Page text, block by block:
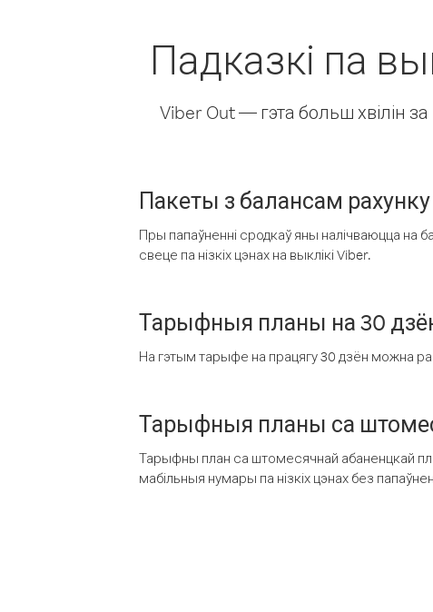
Падказкі па
Viber Out — гэта больш хвілін
Пакеты з балансам рахунку
Пры папаўненні сродкаў яны налічваюцца на
свеце па нізкіх цэнах на выклікі Viber.
Тарыфныя планы на 30
На гэтым тарыфе на працягу 30 дзён можна
Тарыфныя планы са
Тарыфны план са штомесячнай абаненцкай
мабільныя нумары па нізкіх цэнах без